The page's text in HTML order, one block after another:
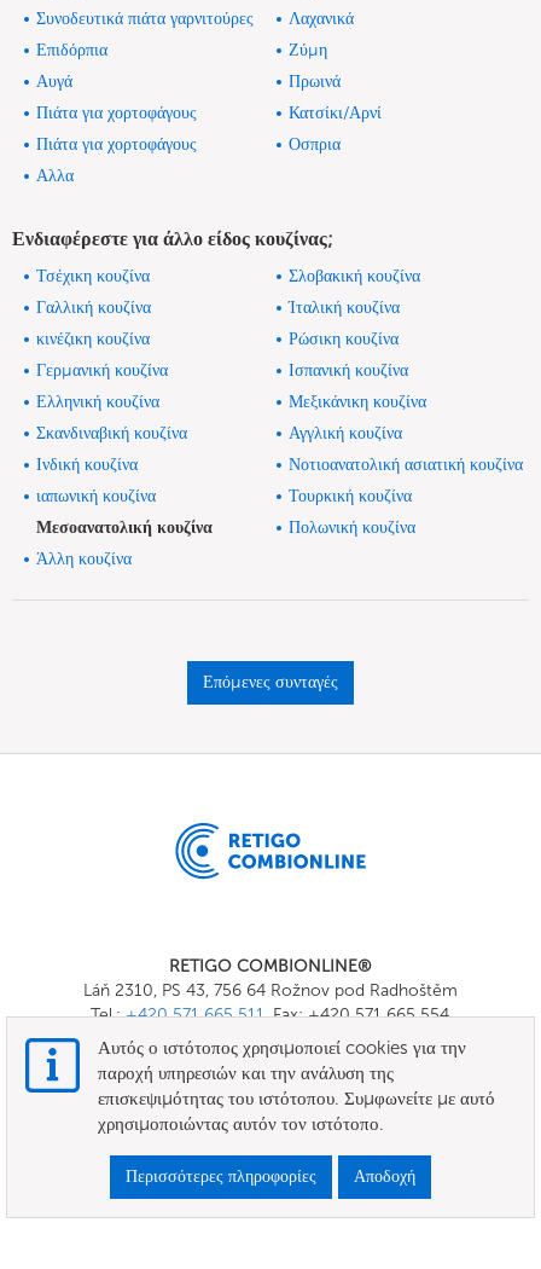
Συνοδευτικά πιάτα γαρνιτούρες
Λαχανικά
Επιδόρπια
Ζύμη
Αυγά
Πρωινά
Πιάτα για χορτοφάγους
Κατσίκι/Αρνί
Πιάτα για χορτοφάγους
Οσπρια
Αλλα
Ενδιαφέρεστε για άλλο είδος κουζίνας;
Τσέχικη κουζίνα
Σλοβακική κουζίνα
Γαλλική κουζίνα
Ίταλική κουζίνα
κινέζικη κουζίνα
Ρώσικη κουζίνα
Γερμανική κουζίνα
Ισπανική κουζίνα
Ελληνική κουζίνα
Μεξικάνικη κουζίνα
Σκανδιναβική κουζίνα
Αγγλική κουζίνα
Ινδική κουζίνα
Νοτιοανατολική ασιατική κουζίνα
ιαπωνική κουζίνα
Τουρκική κουζίνα
Μεσοανατολική κουζίνα
Πολωνική κουζίνα
Άλλη κουζίνα
Επόμενες συνταγές
RETIGO COMBIONLINE®
Láň 2310, PS 43, 756 64 Rožnov pod Radhoštěm
Tel.:+420 571 665 511, Fax: +420 571 665 554
E-mail:
info@combionline.com
OnlineMenu
ΟΡΟΙ ΚΑΙ ΠΡΟΫΠΟΘΕΣΕΙΣ
Αυτός ο ιστότοπος χρησιμοποιεί cookies για την
παροχή υπηρεσιών και την ανάλυση της
επισκεψιμότητας του ιστότοπου. Συμφωνείτε με αυτό
χρησιμοποιώντας αυτόν τον ιστότοπο.
Περισσότερες πληροφορίες Αποδοχή